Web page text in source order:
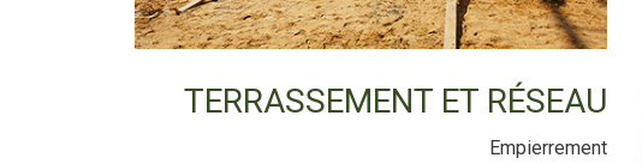
TERRASSEMENT ET RÉSEAU
Empierrement